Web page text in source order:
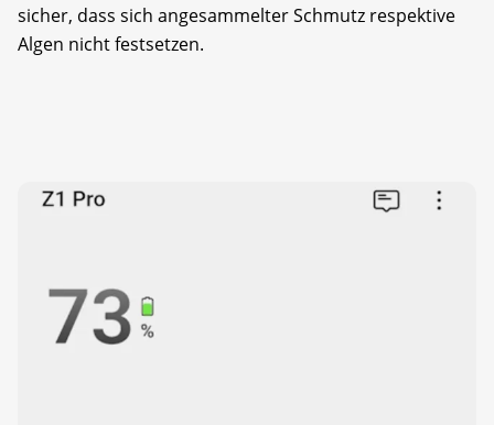
sicher, dass sich angesammelter Schmutz respektive
Algen nicht festsetzen.